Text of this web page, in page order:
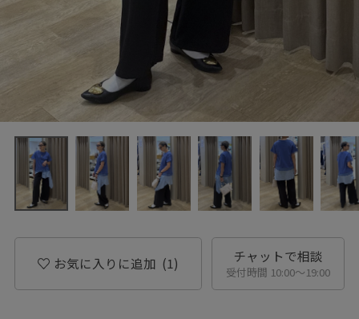
お気に入りに追加 (1) チャットで相談
受付時間 10:00〜19:00